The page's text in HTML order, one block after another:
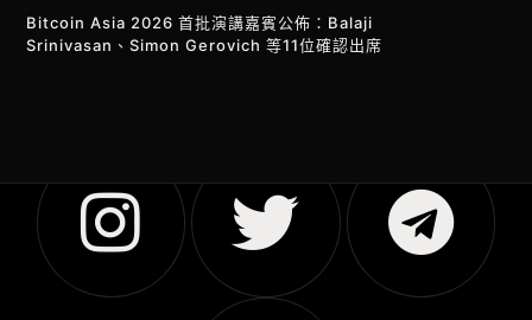
Bitcoin Asia 2026 首批演講嘉賓公佈：Balaji
Srinivasan、Simon Gerovich 等11位確認出席